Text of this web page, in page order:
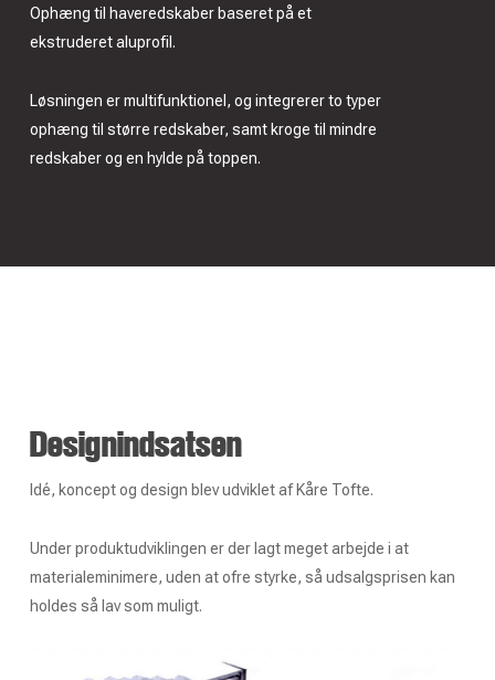
Ophæng til haveredskaber baseret på et
ekstruderet aluprofil.
Løsningen er multifunktionel, og integrerer to typer
ophæng til større redskaber, samt kroge til mindre
redskaber og en hylde på toppen.
Designindsatsen
Idé, koncept og design blev udviklet af Kåre Tofte.
Under produktudviklingen er der lagt meget arbejde i at
materialeminimere, uden at ofre styrke, så udsalgsprisen kan
holdes så lav som muligt.